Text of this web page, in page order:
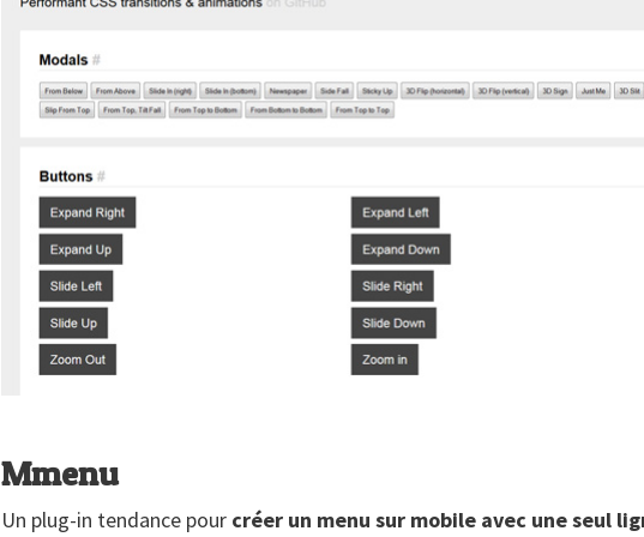
Mmenu
Un plug-in tendance pour créer un menu sur mobile avec une seul